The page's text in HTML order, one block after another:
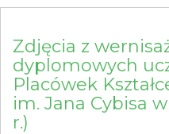
Zdjęcia z
dyplomowych
Placówek
im. Jana Cybisa
r.)